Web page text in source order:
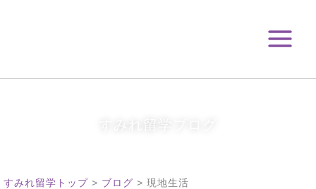
すみれ留学ブログ
すみれ留学トップ > ブログ > 現地生活
イ